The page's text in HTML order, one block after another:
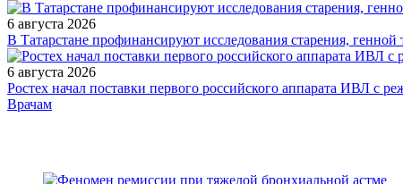
6 августа 2026
В Татарстане профинансируют исследования старения,
6 августа 2026
Ростех начал поставки первого российского аппарата ИВЛ с
/doctor/neurology/Narusheniya_kognitivnykh_funktsiy/
Врачам